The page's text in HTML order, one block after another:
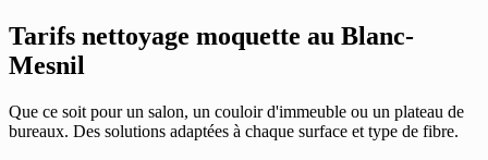
Tarifs nettoyage moquette au Blanc-
Mesnil
Que ce soit pour un salon, un couloir d'immeuble ou un plateau de
bureaux. Des solutions adaptées à chaque surface et type de fibre.